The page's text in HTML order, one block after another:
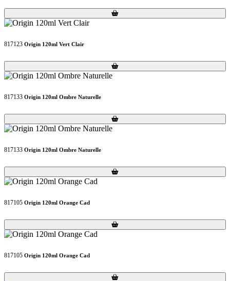
Loading...
Loading...
817123 Origin 120ml Vert Clair
Loading...
Loading...
817133 Origin 120ml Ombre Naturelle
Loading...
Loading...
817133 Origin 120ml Ombre Naturelle
Loading...
Loading...
817105 Origin 120ml Orange Cad
Loading...
Loading...
817105 Origin 120ml Orange Cad
Loading...
Loading...